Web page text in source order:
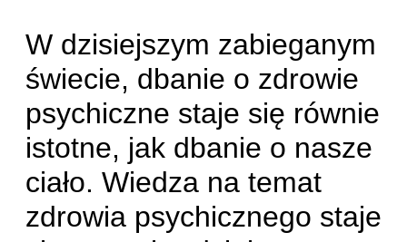
W dzisiejszym zabieganym
świecie, dbanie o zdrowie
psychiczne staje się równie
istotne, jak dbanie o nasze
ciało. Wiedza na temat
zdrowia psychicznego staje